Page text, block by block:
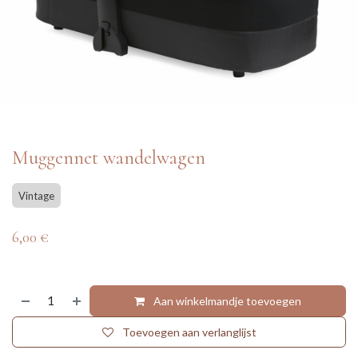
Muggennet wandelwagen
Vintage
6,00 €
Aan winkelmandje toevoegen
Toevoegen aan verlanglijst